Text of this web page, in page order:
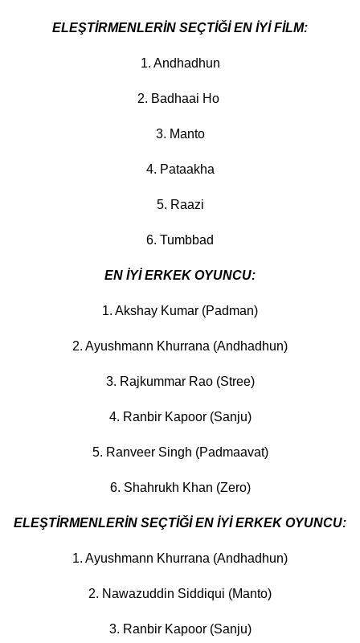
ELEŞTİRMENLERİN SEÇTİĞİ EN İYİ FİLM:
1. Andhadhun
2. Badhaai Ho
3. Manto
4. Pataakha
5. Raazi
6. Tumbbad
EN İYİ ERKEK OYUNCU:
1. Akshay Kumar (Padman)
2. Ayushmann Khurrana (Andhadhun)
3. Rajkummar Rao (Stree)
4. Ranbir Kapoor (Sanju)
5. Ranveer Singh (Padmaavat)
6. Shahrukh Khan (Zero)
ELEŞTİRMENLERİN SEÇTİĞİ EN İYİ ERKEK OYUNCU:
1. Ayushmann Khurrana (Andhadhun)
2. Nawazuddin Siddiqui (Manto)
3. Ranbir Kapoor (Sanju)